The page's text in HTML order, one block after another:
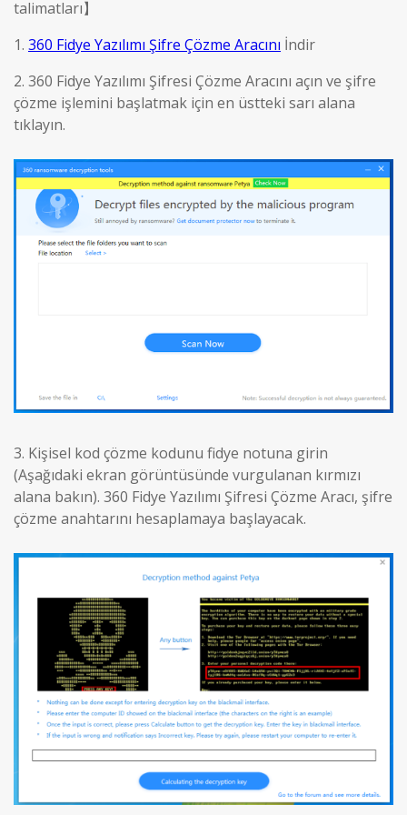
talimatları】
1. 360 Fidye Yazılımı Şifre Çözme Aracını İndir
2. 360 Fidye Yazılımı Şifresi Çözme Aracını açın ve şifre
çözme işlemini başlatmak için en üstteki sarı alana
tıklayın.
3. Kişisel kod çözme kodunu fidye notuna girin
(Aşağıdaki ekran görüntüsünde vurgulanan kırmızı
alana bakın). 360 Fidye Yazılımı Şifresi Çözme Aracı, şifre
çözme anahtarını hesaplamaya başlayacak.